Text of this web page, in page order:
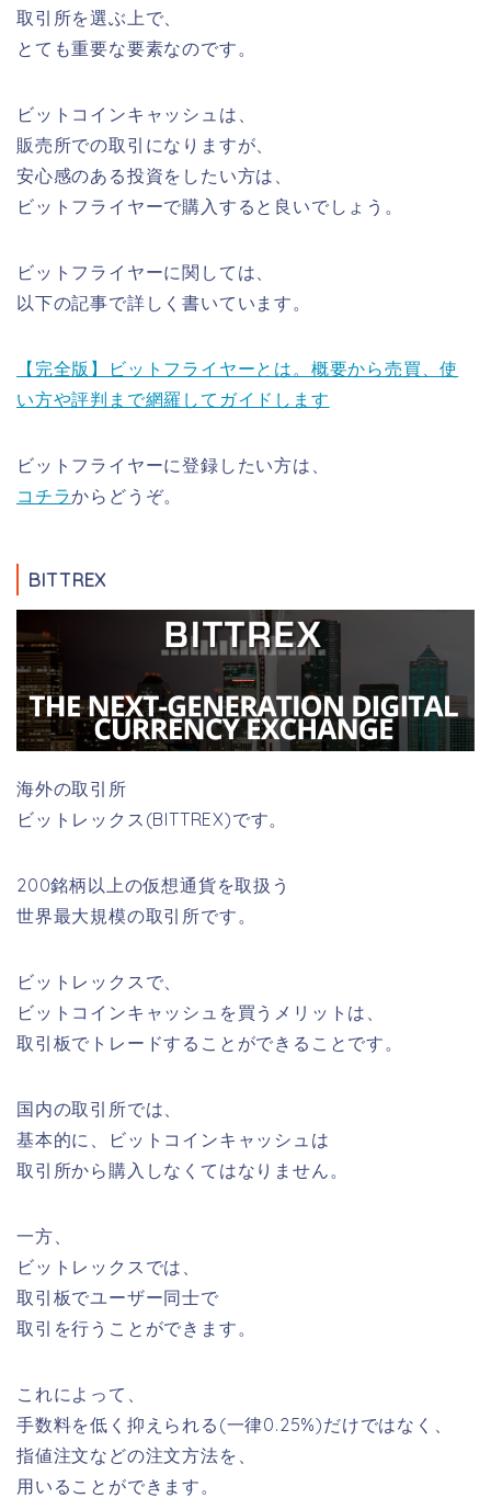
取引所を選ぶ上で、
とても重要な要素なのです。
ビットコインキャッシュは、
販売所での取引になりますが、
安心感のある投資をしたい方は、
ビットフライヤーで購入すると良いでしょう。
ビットフライヤーに関しては、
以下の記事で詳しく書いています。
【完全版】ビットフライヤーとは。概要から売買、使
い方や評判まで網羅してガイドします
ビットフライヤーに登録したい方は、
コチラからどうぞ。
BITTREX
海外の取引所
ビットレックス(BITTREX)です。
200銘柄以上の仮想通貨を取扱う
世界最大規模の取引所です。
ビットレックスで、
ビットコインキャッシュを買うメリットは、
取引板でトレードすることができる ことです。
国内の取引所では、
基本的に、ビットコインキャッシュは
取引所から購入しなくてはなりません。
一方、
ビットレックスでは、
取引板でユーザー同士で
取引を行うことができます。
これによって、
手数料を低く抑えられる(一律0.25%)だけではなく、
指値注文などの注文方法を、
用いることができます。